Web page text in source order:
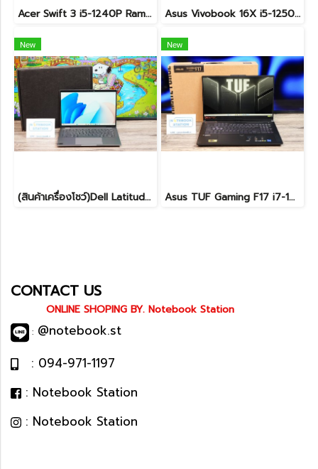
Acer Swift 3 i5-1240P Ram8 SSD512 จอ14 2k IPS สเปคสูง คีย์บอร์ดไฟ ดีไซน์สวย เรียบหรู บางเบา เครื่องพร้อมใช้งาน ขายเพียง 12,990.- Asus Vivobook 16X i5-12500H RTX4050(8GB) Ram32 ssd512 จอ16นิ้ว WUXGA 120Hz สเปคสูงมีการ์ดจอแยกหน้าจอใหญ่ ขายเพียง 27,900.-
New
(สินค้าเครื่องโชว์)Dell Latitude 7450 2-in-1 ทัชกรีนหมุนจอได้ Ultra7-155U RAM16 SSD512GB จอ14 FHD+ สเปคสูง ทำงานเก่ง มีไฟใต้คีย์บอร์ด เครื่องสวยบางเบา ประกันศูนย์2029 ลดราคาพิเศษจากปกติ 38,990 .- ลดเหลือ 36,990.-
New
Asus TUF Gaming F17 i7-12700H RTX4050 Ram16 SSD512 จอ17.3 144Hz เครื่องสวย จอใหญ่ สเปคแรง ครบกล่อง เพียง 34,990.-เท่านั้น
CONTACT US
ONLINE SHOPING BY. Notebook Station
: @notebook.st
: 094-971-1197
: Notebook Station
: Notebook Station